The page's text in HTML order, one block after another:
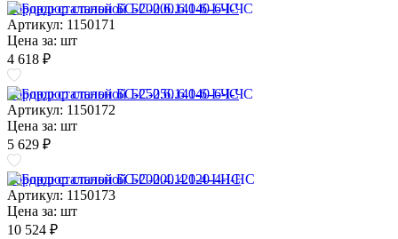
Бордюр стальной БС-200.6.140-6-I-ЧС
Артикул: 1150171
Цена за: шт
4 618 ₽
Бордюр стальной БС-250.6.140-6-I-ЧС
Артикул: 1150172
Цена за: шт
5 629 ₽
Бордюр стальной БС-200.4.120-4-I-НС
Артикул: 1150173
Цена за: шт
10 524 ₽